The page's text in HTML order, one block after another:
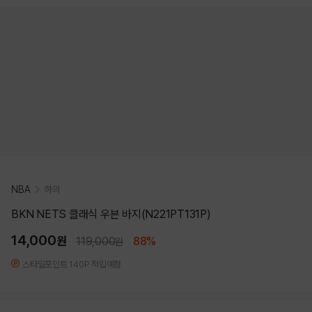
NBA 하의
BKN NETS 클래식 우븐 바지(N221PT131P)
14,000원 119,000원 88%
스타일포인트 140P 적립예정